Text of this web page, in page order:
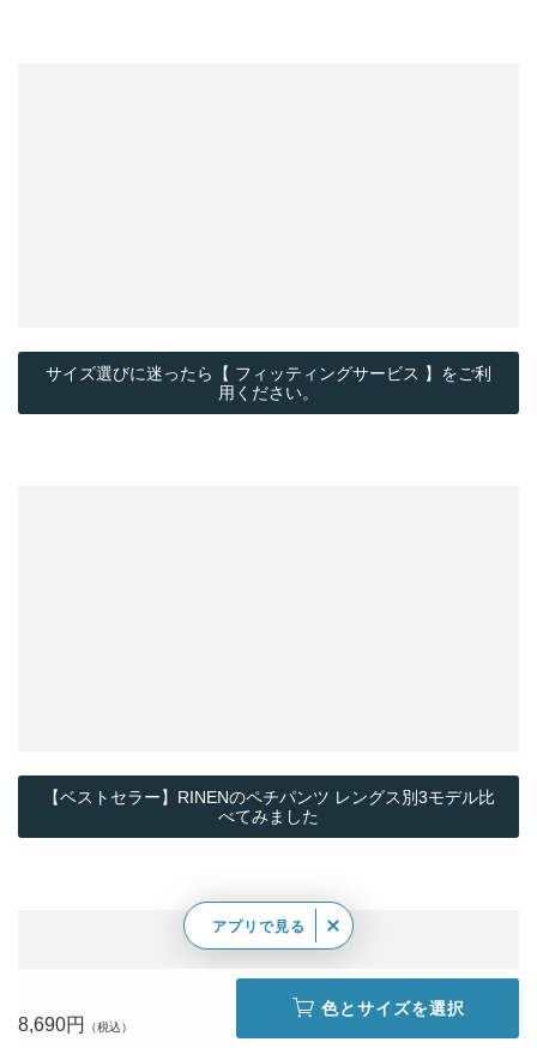
サイズ選びに迷ったら【 フィッティングサービス 】をご利
用ください。
【ベストセラー】RINENのペチパンツ レングス別3モデル比
べてみました
8,690円
色とサイズを選択
アプリで見る